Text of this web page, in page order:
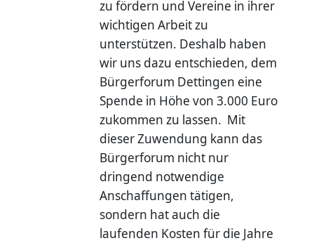
zu fördern und Vereine in ihrer
wichtigen Arbeit zu
unterstützen. Deshalb haben
wir uns dazu entschieden, dem
Bürgerforum Dettingen eine
Spende in Höhe von 3.000 Euro
zukommen zu lassen. Mit
dieser Zuwendung kann das
Bürgerforum nicht nur
dringend notwendige
Anschaffungen tätigen,
sondern hat auch die
laufenden Kosten für die Jahre